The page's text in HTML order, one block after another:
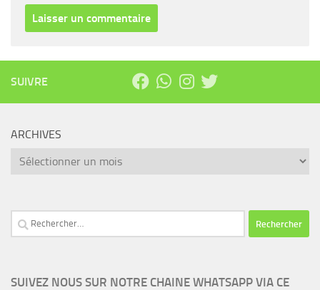
SUIVRE
ARCHIVES
Archives
Rechercher :
SUIVEZ NOUS SUR NOTRE CHAINE WHATSAPP VIA CE